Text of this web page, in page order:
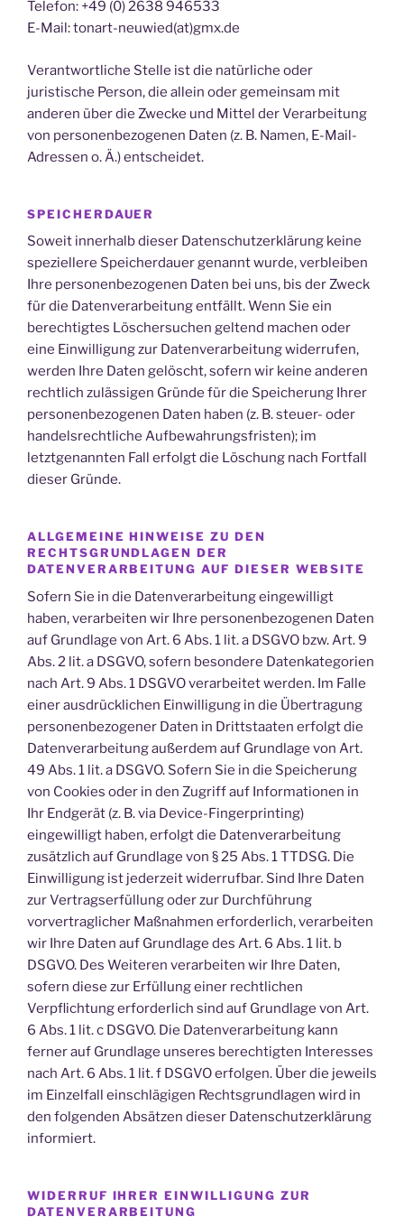
Telefon: +49 (0) 2638 946533
E-Mail: tonart-neuwied(at)gmx.de
Verantwortliche Stelle ist die natürliche oder
juristische Person, die allein oder gemeinsam mit
anderen über die Zwecke und Mittel der Verarbeitung
von personenbezogenen Daten (z. B. Namen, E-Mail-
Adressen o. Ä.) entscheidet.
SPEICHERDAUER
Soweit innerhalb dieser Datenschutzerklärung keine
speziellere Speicherdauer genannt wurde, verbleiben
Ihre personenbezogenen Daten bei uns, bis der Zweck
für die Datenverarbeitung entfällt. Wenn Sie ein
berechtigtes Löschersuchen geltend machen oder
eine Einwilligung zur Datenverarbeitung widerrufen,
werden Ihre Daten gelöscht, sofern wir keine anderen
rechtlich zulässigen Gründe für die Speicherung Ihrer
personenbezogenen Daten haben (z. B. steuer- oder
handelsrechtliche Aufbewahrungsfristen); im
letztgenannten Fall erfolgt die Löschung nach Fortfall
dieser Gründe.
ALLGEMEINE HINWEISE ZU DEN
RECHTSGRUNDLAGEN DER
DATENVERARBEITUNG AUF DIESER WEBSITE
Sofern Sie in die Datenverarbeitung eingewilligt
haben, verarbeiten wir Ihre personenbezogenen Daten
auf Grundlage von Art. 6 Abs. 1 lit. a DSGVO bzw. Art. 9
Abs. 2 lit. a DSGVO, sofern besondere Datenkategorien
nach Art. 9 Abs. 1 DSGVO verarbeitet werden. Im Falle
einer ausdrücklichen Einwilligung in die Übertragung
personenbezogener Daten in Drittstaaten erfolgt die
Datenverarbeitung außerdem auf Grundlage von Art.
49 Abs. 1 lit. a DSGVO. Sofern Sie in die Speicherung
von Cookies oder in den Zugriff auf Informationen in
Ihr Endgerät (z. B. via Device-Fingerprinting)
eingewilligt haben, erfolgt die Datenverarbeitung
zusätzlich auf Grundlage von § 25 Abs. 1 TTDSG. Die
Einwilligung ist jederzeit widerrufbar. Sind Ihre Daten
zur Vertragserfüllung oder zur Durchführung
vorvertraglicher Maßnahmen erforderlich, verarbeiten
wir Ihre Daten auf Grundlage des Art. 6 Abs. 1 lit. b
DSGVO. Des Weiteren verarbeiten wir Ihre Daten,
sofern diese zur Erfüllung einer rechtlichen
Verpflichtung erforderlich sind auf Grundlage von Art.
6 Abs. 1 lit. c DSGVO. Die Datenverarbeitung kann
ferner auf Grundlage unseres berechtigten Interesses
nach Art. 6 Abs. 1 lit. f DSGVO erfolgen. Über die jeweils
im Einzelfall einschlägigen Rechtsgrundlagen wird in
den folgenden Absätzen dieser Datenschutzerklärung
informiert.
WIDERRUF IHRER EINWILLIGUNG ZUR
DATENVERARBEITUNG